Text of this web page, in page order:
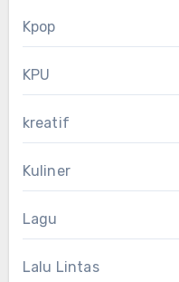
Kpop
KPU
kreatif
Kuliner
Lagu
Lalu Lintas